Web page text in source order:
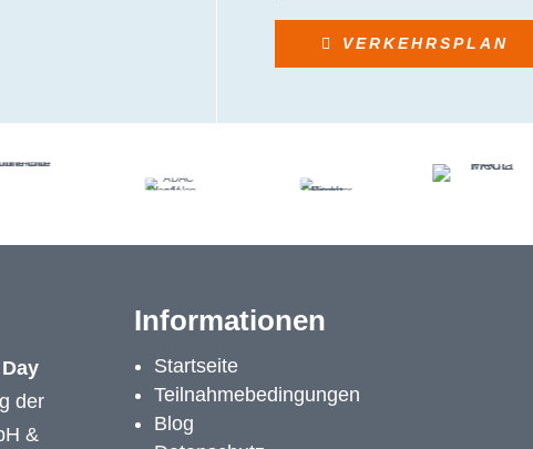
VERKEHRSPLAN
der
&
Informationen
Startseite
Teilnahmebedingungen
Blog